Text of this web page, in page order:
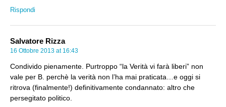
Rispondi
Salvatore Rizza
16 Ottobre 2013 at 16:43
Condivido pienamente. Purtroppo “la Verità vi farà liberi” non
vale per B. perchè la verità non l’ha mai praticata…e oggi si
ritrova (finalmente!) definitivamente condannato: altro che
persegitato politico.